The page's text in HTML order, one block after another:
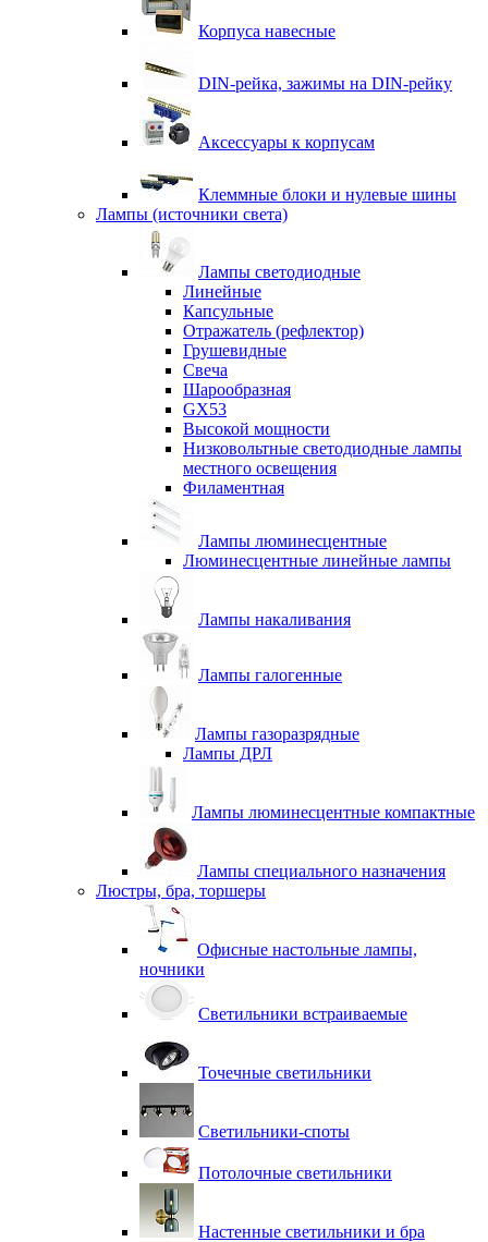
Корпуса навесные
DIN-рейка, зажимы на DIN-рейку
Аксессуары к корпусам
Клеммные блоки и нулевые шины
Лампы (источники света)
Лампы светодиодные
Линейные
Капсульные
Отражатель (рефлектор)
Грушевидные
Свеча
Шарообразная
GX53
Высокой мощности
Низковольтные светодиодные лампы
местного освещения
Филаментная
Лампы люминесцентные
Люминесцентные линейные лампы
Лампы накаливания
Лампы галогенные
Лампы газоразрядные
Лампы ДРЛ
Лампы люминесцентные компактные
Лампы специального назначения
Люстры, бра, торшеры
Офисные настольные лампы,
ночники
Светильники встраиваемые
Точечные светильники
Светильники-споты
Потолочные светильники
Настенные светильники и бра